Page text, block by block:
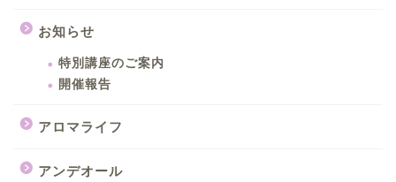
お知らせ
特別講座のご案内
開催報告
アロマライフ
アンデオール